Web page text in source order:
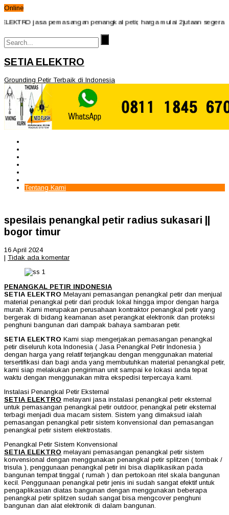
Online
jasa pemasangan penangkal petir, harga mulai 2jutaan segera
SETIA ELEKTRO
Grounding Petir Terbaik di Indonesia
Tentang Kami
spesilais penangkal petir radius sukasari ||
bogor timur
16 April 2024
| Tidak ada komentar
PENANGKAL PETIR INDONESIA
SETIA ELEKTRO Melayani pemasangan penangkal petir dan menjual
material penangkal petir dari produk lokal hingga impor dengan harga
murah. Kami merupakan perusahaan kontraktor penangkal petir yang
bergerak di bidang keamanan aset perangkat elektronik dan proteksi
penghuni bangunan dari dampak bahaya sambaran petir.
SETIA ELEKTRO Kami siap mengerjakan pemasangan penangkal
petir diseluruh kota Indonesia ( Jasa Penangkal Petir Indonesia )
dengan harga yang relatif terjangkau dengan menggunakan material
tersertifikasi dan bagi anda yang membutuhkan material penangkal petir,
kami siap melakukan pengiriman unit sampai ke lokasi anda tepat
waktu dengan menggunakan mitra ekspedisi terpercaya kami.
Instalasi Penangkal Petir Eksternal
SETIA ELEKTRO melayani jasa instalasi penangkal petir eksternal
untuk pemasangan penangkal petir outdoor, penangkal petir eksternal
terbagi menjadi dua macam sistem. Sistem yang dimaksud ialah
pemasangan penangkal petir sistem konvensional dan pemasangan
penangkal petir sistem elektrostatis.
Penangkal Petir Sistem Konvensional
SETIA ELEKTRO melayani pemasangan penangkal petir sistem
konvensional dengan menggunakan penangkal petir splitzen ( tombak /
trisula ), penggunaan penangkal petir ini bisa diaplikasikan pada
bangunan tempat tinggal ( rumah ) dan pertokoan ritel skala bangunan
kecil. Penggunaan penangkal petir jenis ini sudah sangat efektif untuk
pengaplikasian diatas bangunan dengan menggunakan beberapa
penangkal petir splitzen sudah sangat bisa mengcover penghuni
bangunan dan alat elektronik di dalam bangunan.